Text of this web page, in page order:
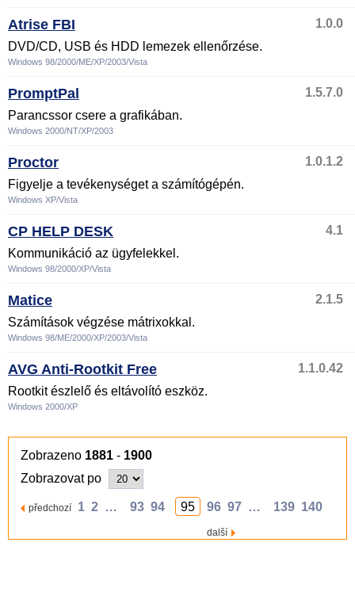
Atrise FBI
1.0.0
DVD/CD, USB és HDD lemezek ellenőrzése.
Windows 98/2000/ME/XP/2003/Vista
PromptPal
1.5.7.0
Parancssor csere a grafikában.
Windows 2000/NT/XP/2003
Proctor
1.0.1.2
Figyelje a tevékenységet a számítógépén.
Windows XP/Vista
CP HELP DESK
4.1
Kommunikáció az ügyfelekkel.
Windows 98/2000/XP/Vista
Matice
2.1.5
Számítások végzése mátrixokkal.
Windows 98/ME/2000/XP/2003/Vista
AVG Anti-Rootkit Free
1.1.0.42
Rootkit észlelő és eltávolító eszköz.
Windows 2000/XP
Zobrazeno 1881 - 1900
Zobrazovat po
předchozí 1 2 … 93 94 95 96 97 … 139 140
další